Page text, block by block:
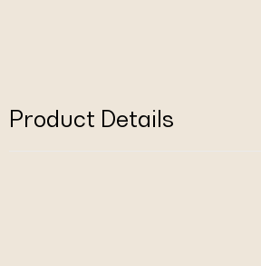
Product Details